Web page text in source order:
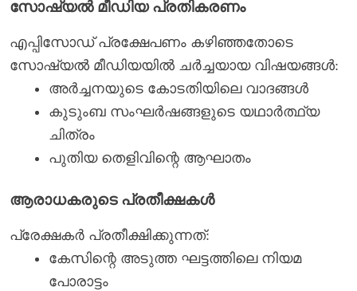
സോഷ്യൽ മീഡിയ പ്രതികരണം
എപ്പിസോഡ് പ്രക്ഷേപണം കഴിഞ്ഞതോടെ
സോഷ്യൽ മീഡിയയിൽ ചർച്ചയായ വിഷയങ്ങൾ:
അർച്ചനയുടെ കോടതിയിലെ വാദങ്ങൾ
കുടുംബ സംഘർഷങ്ങളുടെ യഥാർത്ഥ്യ
ചിത്രം
പുതിയ തെളിവിന്റെ ആഘാതം
ആരാധകരുടെ പ്രതീക്ഷകൾ
പ്രേക്ഷകർ പ്രതീക്ഷിക്കുന്നത്:
കേസിന്റെ അടുത്ത ഘട്ടത്തിലെ നിയമ
പോരാട്ടം